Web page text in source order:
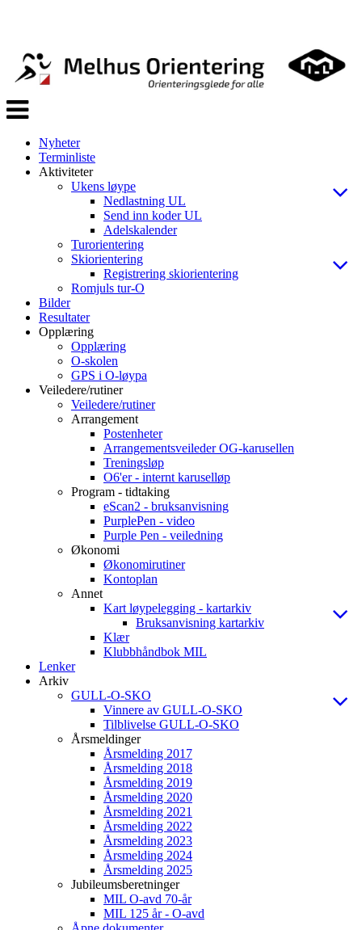
Veksle
navigasjon
Nyheter
Terminliste
Aktiviteter
Ukens løype
Nedlastning UL
Send inn koder UL
Adelskalender
Turorientering
Skiorientering
Registrering skiorientering
Romjuls tur-O
Bilder
Resultater
Opplæring
Opplæring
O-skolen
GPS i O-løypa
Veiledere/rutiner
Veiledere/rutiner
Arrangement
Postenheter
Arrangementsveileder OG-karusellen
Treningsløp
O6'er - internt karuselløp
Program - tidtaking
eScan2 - bruksanvisning
PurplePen - video
Purple Pen - veiledning
Økonomi
Økonomirutiner
Kontoplan
Annet
Kart løypelegging - kartarkiv
Bruksanvisning kartarkiv
Klær
Klubbhåndbok MIL
Lenker
Arkiv
GULL-O-SKO
Vinnere av GULL-O-SKO
Tilblivelse GULL-O-SKO
Årsmeldinger
Årsmelding 2017
Årsmelding 2018
Årsmelding 2019
Årsmelding 2020
Årsmelding 2021
Årsmelding 2022
Årsmelding 2023
Årsmelding 2024
Årsmelding 2025
Jubileumsberetninger
MIL O-avd 70-år
MIL 125 år - O-avd